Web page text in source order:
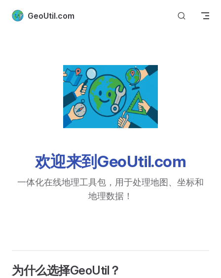
Skip to content
GeoUtil.com
欢迎来到GeoUtil.com
一体化在线地理工具包，用于处理地图、坐标和
地理数据！
为什么选择GeoUtil？